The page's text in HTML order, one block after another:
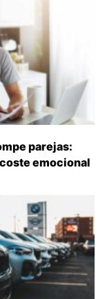
parejas:
emocional